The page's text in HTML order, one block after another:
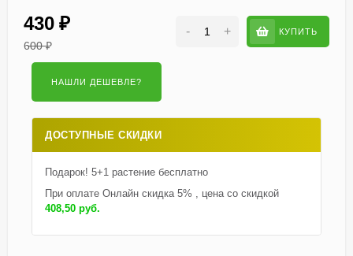
430 ₽
600 ₽
- + КУПИТЬ
ДОСТУПНЫЕ СКИДКИ
Подарок! 5+1 растение бесплатно
При оплате Онлайн скидка 5% , цена со скидкой
408,50 руб.